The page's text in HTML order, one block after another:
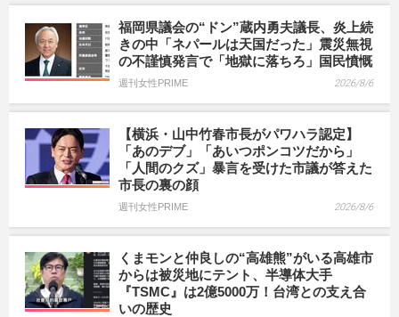
福岡県議会の“ドン”蔵内勇夫議長、炎上続
きの中「ネパールは天国だった」震災無視
の不謹慎発言で「地獄に落ちろ」国民憤慨
週刊女性PRIME 2026/8/6
【横浜・山中竹春市長がパワハラ認定】
「あのデブ」「あいつポンコツだから」
「人間のクズ」暴言を受けた市議が答えた
市長の裏の顔
週刊女性PRIME 2026/8/6
くまモンと仲良しの“高雄熊”がいる高雄市
からは被災地にテント、半導体大手
『TSMC』は2億5000万！台湾との支え合
いの歴史